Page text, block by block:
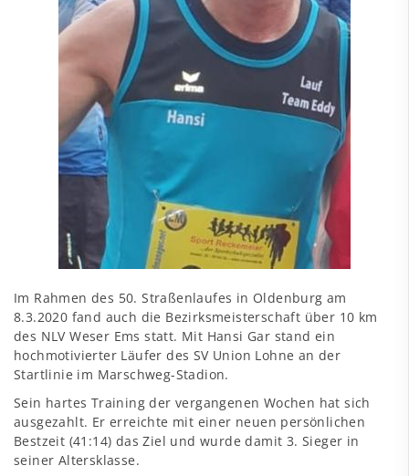
Im Rahmen des 50. Straßenlaufes in Oldenburg am
8.3.2020 fand auch die Bezirksmeisterschaft über 10 km
des NLV Weser Ems statt. Mit Hansi Gar stand ein
hochmotivierter Läufer des SV Union Lohne an der
Startlinie im Marschweg-Stadion.
Sein hartes Training der vergangenen Wochen hat sich
ausgezahlt. Er erreichte mit einer neuen persönlichen
Bestzeit (41:14) das Ziel und wurde damit 3. Sieger in
seiner Altersklasse.